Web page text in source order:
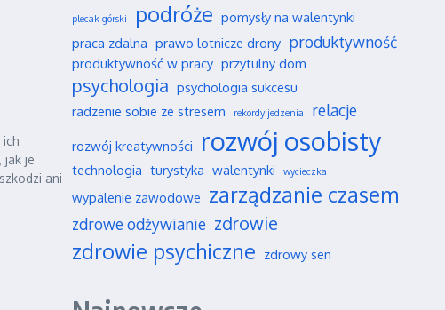
jak je
ani
plecak górski podróże pomysły na walentynki
praca zdalna prawo lotnicze drony produktywność
produktywność w pracy przytulny dom
psychologia psychologia sukcesu
radzenie sobie ze stresem
rekordy jedzenia relacje
rozwój kreatywności rozwój osobisty
technologia turystyka walentynki wycieczka
wypalenie zawodowe zarządzanie czasem
zdrowe odżywianie zdrowie
zdrowie psychiczne zdrowy sen